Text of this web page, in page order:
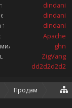
pixel gun 2 аимбот
dindani
esp, battle for embolia
dindani
assaultdindani
inst-tg-yt-twi-fbApache
трейдом✦ instant
ghn
строго наZigVang
часы⚡⭐
dd2d2d2d2
Продам